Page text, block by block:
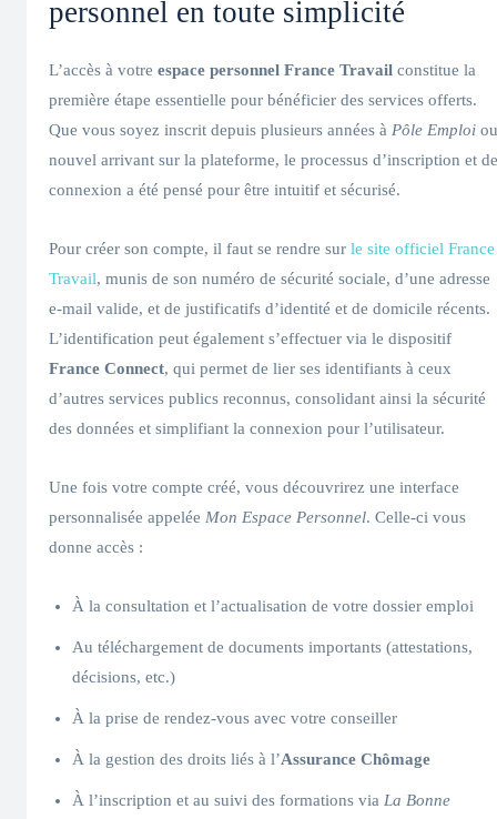
personnel en toute simplicité
L’accès à votre espace personnel France Travail constitue la
première étape essentielle pour bénéficier des services offerts.
Que vous soyez inscrit depuis plusieurs années à Pôle Emploi ou
nouvel arrivant sur la plateforme, le processus d’inscription et de
connexion a été pensé pour être intuitif et sécurisé.
Pour créer son compte, il faut se rendre sur le site officiel France
Travail, munis de son numéro de sécurité sociale, d’une adresse
e-mail valide, et de justificatifs d’identité et de domicile récents.
L’identification peut également s’effectuer via le dispositif
France Connect, qui permet de lier ses identifiants à ceux
d’autres services publics reconnus, consolidant ainsi la sécurité
des données et simplifiant la connexion pour l’utilisateur.
Une fois votre compte créé, vous découvrirez une interface
personnalisée appelée Mon Espace Personnel. Celle-ci vous
donne accès :
À la consultation et l’actualisation de votre dossier emploi
Au téléchargement de documents importants (attestations,
décisions, etc.)
À la prise de rendez-vous avec votre conseiller
À la gestion des droits liés à l’Assurance Chômage
À l’inscription et au suivi des formations via La Bonne